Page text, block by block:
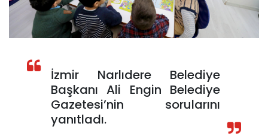
İzmir Narlıdere Belediye
Başkanı Ali Engin Belediye
Gazetesi’nin sorularını
yanıtladı.